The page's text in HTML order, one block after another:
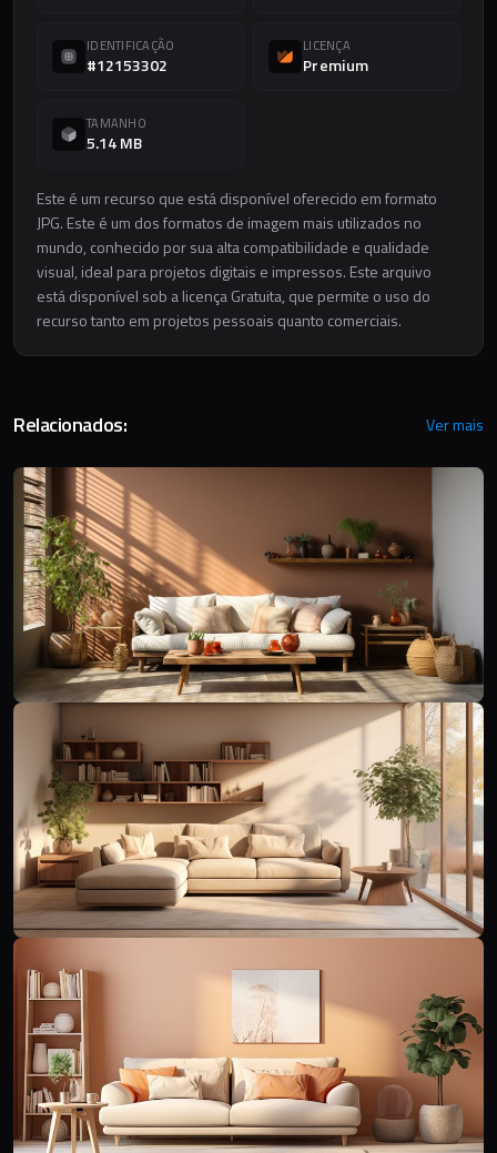
IDENTIFICAÇÃO
#12153302
LICENÇA
Premium
TAMANHO
5.14 MB
Este é um recurso que está disponível oferecido em formato
JPG. Este é um dos formatos de imagem mais utilizados no
mundo, conhecido por sua alta compatibilidade e qualidade
visual, ideal para projetos digitais e impressos. Este arquivo
está disponível sob a licença Gratuita, que permite o uso do
recurso tanto em projetos pessoais quanto comerciais.
Relacionados: Ver mais